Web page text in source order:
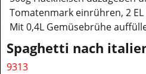
Tomatenmark einrühren, 2
Mit 0,4L Gemüsebrühe
Spaghetti nach
9313